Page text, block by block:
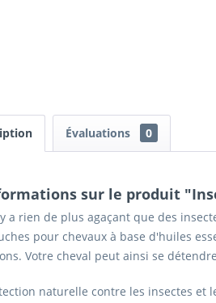
Évaluations 0
sur le produit
a rien de plus agaçant que des
pour chevaux à base d'huiles
Votre cheval peut ainsi se
naturelle contre les insectes et